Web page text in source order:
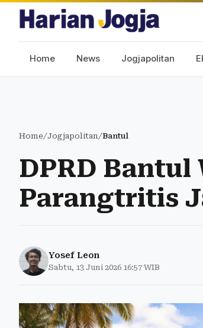
Home News Jogjapolitan
Home/Jogjapolitan/Bantul
DPRD
Parangtritis
Yosef Leon
Sabtu, 13 Juni 2026 16:57 WIB